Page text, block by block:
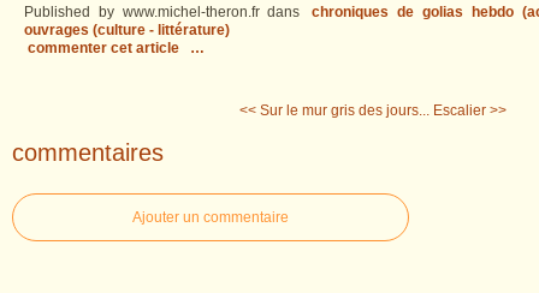
Published by www.michel-theron.fr dans
chroniques de golias hebdo
ouvrages (culture - littérature)
commenter cet article
…
<< Sur le mur gris des jours... Escalier >>
commentaires
Ajouter un commentaire